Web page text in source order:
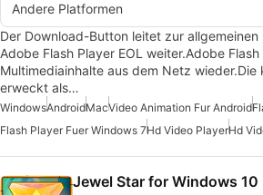
Andere Platformen
Der Download-Button leitet zur
Adobe Flash Player EOL weiter.Adobe
Multimediainhalte aus dem Netz wieder.Die
erweckt als…
WindowsAndroidMacVideo Animation Fur Android
Flash Player Fuer Windows 7Hd Video PlayerHd
Jewel Star for Windows 10